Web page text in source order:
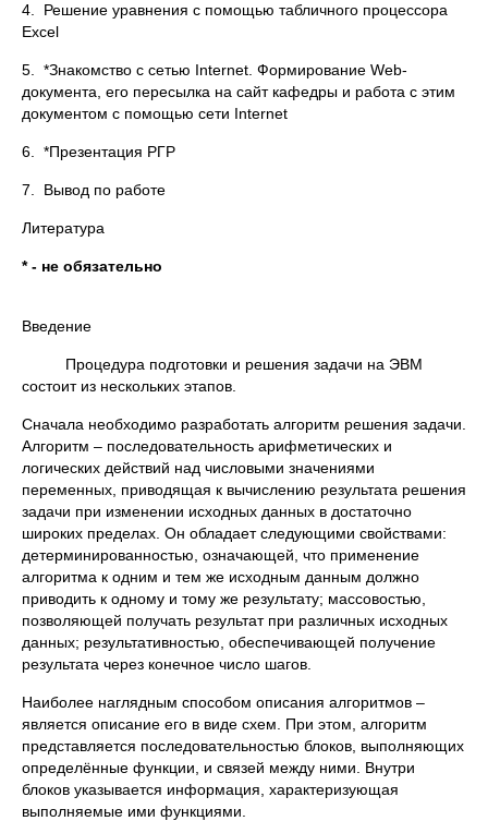
4. Решение уравнения с помощью табличного процессора
Excel
5. *Знакомство с сетью Internet. Формирование Web-
документа, его пересылка на сайт кафедры и работа с этим
документом с помощью сети Internet
6. *Презентация РГР
7. Вывод по работе
Литература
* - не обязательно
Введение
Процедура подготовки и решения задачи на ЭВМ
состоит из нескольких этапов.
Сначала необходимо разработать алгоритм решения задачи.
Алгоритм – последовательность арифметических и
логических действий над числовыми значениями
переменных, приводящая к вычислению результата решения
задачи при изменении исходных данных в достаточно
широких пределах. Он обладает следующими свойствами:
детерминированностью, означающей, что применение
алгоритма к одним и тем же исходным данным должно
приводить к одному и тому же результату; массовостью,
позволяющей получать результат при различных исходных
данных; результативностью, обеспечивающей получение
результата через конечное число шагов.
Наиболее наглядным способом описания алгоритмов –
является описание его в виде схем. При этом, алгоритм
представляется последовательностью блоков, выполняющих
определённые функции, и связей между ними. Внутри
блоков указывается информация, характеризующая
выполняемые ими функциями.